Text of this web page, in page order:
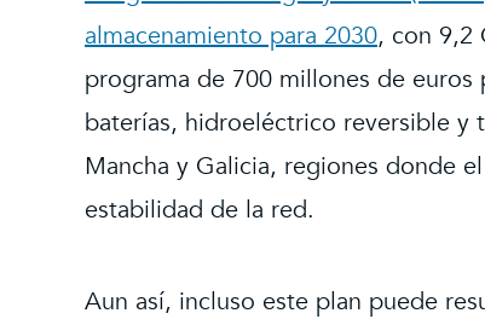
almacenamiento para 2030, con 9,2
programa de 700 millones de
baterías, hidroeléctrico reversible y
Mancha y Galicia, regiones donde
estabilidad de la red.
Aun así, incluso este plan puede